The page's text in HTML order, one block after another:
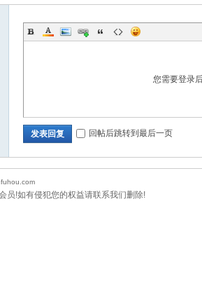
您需要登录
发表回复 回帖后跳转到最后一页
员!如有侵犯您的权益请联系我们删除!